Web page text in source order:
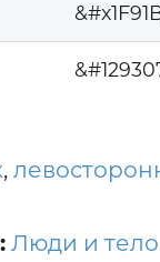
,
Люди и тело